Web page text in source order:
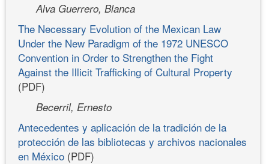
Alva Guerrero, Blanca
The Necessary Evolution of the Mexican Law
Under the New Paradigm of the 1972 UNESCO
Convention in Order to Strengthen the Fight
Against the Illicit Trafficking of Cultural Property
(PDF)
Becerril, Ernesto
Antecedentes y aplicación de la tradición de la
protección de las bibliotecas y archivos nacionales
en México (PDF)